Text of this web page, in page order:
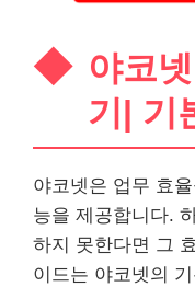
야코
기| 기
야코넷은 업무 효
능을 제공합니다.
하지 못한다면 그
이드는 야코넷의